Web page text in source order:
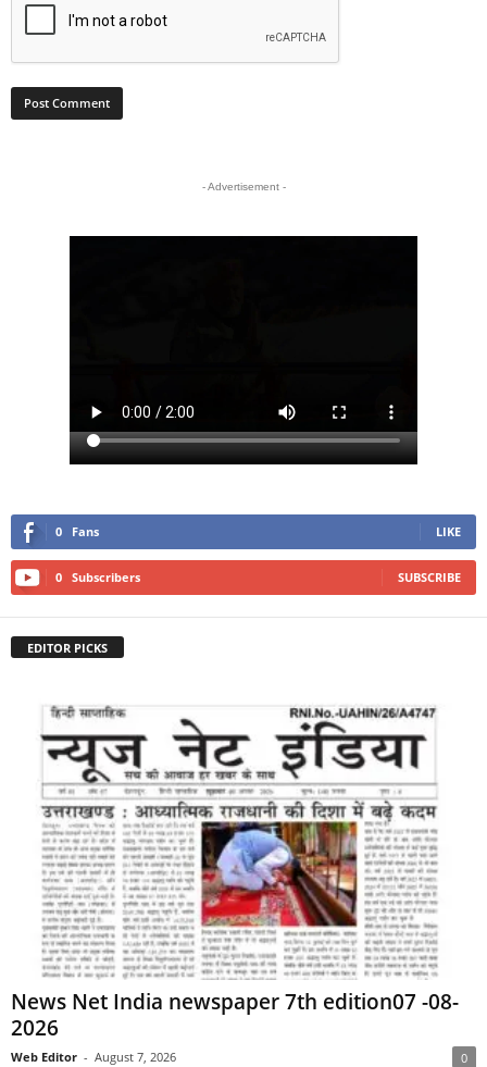
- Advertisement -
0 Fans LIKE
0 Subscribers SUBSCRIBE
EDITOR PICKS
News Net India newspaper 7th edition07 -08-
2026
Web Editor - August 7, 2026 0